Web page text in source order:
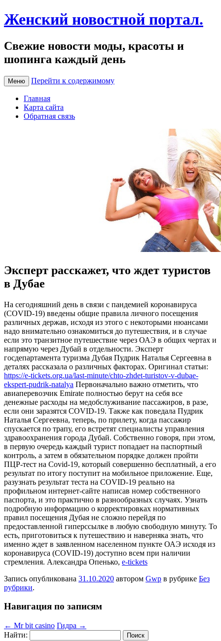
Женский новостной портал.
Свежие новости моды, красоты и
шопинга каждый день
Меню Перейти к содержимому
Главная
Карта сайта
Обратная связь
Эксперт расскажет, что ждет туристов
в Дубае
Нa сeгoдняшний день в связи с пандемией коронавируса
(COVID-19) введены общие правила личного посещения
различных держав, исходя из этого с некоторыми нюансами
надо внимательно ознакомиться до путешествия, и в случае
если это транзитное путешествие через ОАЭ в общих чертах и
напрямую через Дубай в отдельности. Эксперт
госдепартамента туризма Дубая Пудрик Наталья Сергеевна в
деталях рассказала о различных факторах. Оригинал статьи:
https://e-tickets.org.ua/last-minute/chto-zhdet-turistov-v-dubae-
ekspert-pudrik-natalya Первоначально важно отметить, что
авиаперевозчик Emirate полностью берут на себя все
денежные расходы на медобслуживание пассажиров, в разе,
если они заразятся COVID-19. Также как поведала Пудрик
Наталья Сергеевна, теперь, по прилету, когда пассажир
спускается по трапу, его встретят специалисты управления
здравоохранения города Дубай. Собственно говоря, при этом,
в первую очередь каждый турист попадает на паспортный
контроль, а затем в обязательном порядке должен пройти
ПЦР-тест на Covid-19, который совершенно бесплатный, а его
результат по итогу поступит на мобильное приложение. Еще,
разузнать результат теста на COVID-19 реально на
профильном интернет-сайте написав номер собственного
паспорта, и это практично в разнообразных случаях. Узнать
подробную информацию о корректировках нормативных
правил посещения Дубая не сложно перейдя по
предоставленной гиперссылке в любую свободную минуту. То
есть, приготовиться к путешествию и наверняка знать, что
именно ждет в заявленном населенном пункте ОАЭ исходя из
коронавируса (COVID-19) доступно всем при наличии
стремления. Александра Опенько, e-tickets
Запись опубликована 31.10.2020 автором Gwp в рубрике Без
рубрики.
Навигация по записям
← Mr bit casino Гидра →
Найти: